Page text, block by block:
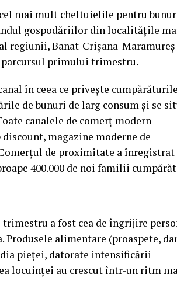
mai mult cheltuielile pentru
gospodăriilor din localităţile
regiunii, Banat-Crişana-
primului trimestru.
în ceea ce priveşte cumpărăturile
de bunuri de larg consum şi se
canalele de comerţ modern
magazine moderne de
de proximitate a înregistrat
400.000 de noi familii
a fost cea de îngrijire
alimentare (proaspete,
pieţei, datorate intensificării
locuinţei au crescut într-un ritm